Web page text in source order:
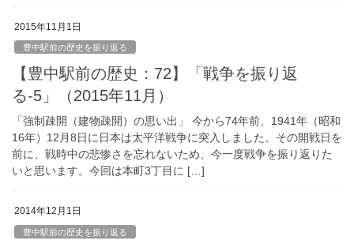
2015年11月1日
豊中駅前の歴史を振り返る
【豊中駅前の歴史：72】「戦争を振り返
る-5」（2015年11月）
「強制疎開（建物疎開）の思い出」 今から74年前、1941年（昭和
16年）12月8日に日本は太平洋戦争に突入しました。その開戦日を
前に、戦時中の悲惨さを忘れないため、今一度戦争を振り返りた
いと思います。今回は本町3丁目に […]
2014年12月1日
豊中駅前の歴史を振り返る